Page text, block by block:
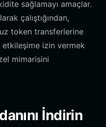
sağlamayı amaçlar.
çalıştığından,
token transferlerine
izin vermek
mimarisini
İndirin